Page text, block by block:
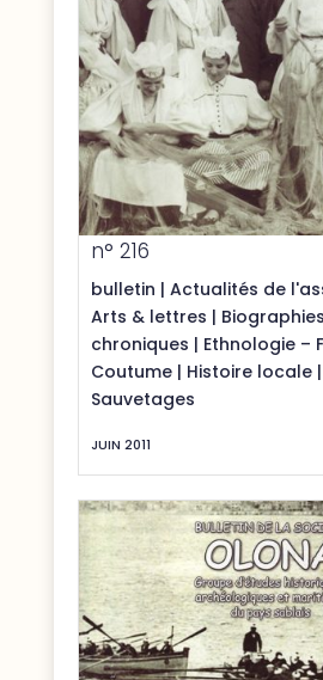
n° 216
bulletin | Actualités de
Arts & lettres | Biographies
chroniques | Ethnologie –
Coutume| Histoire locale|
Sauvetages
JUIN 2011